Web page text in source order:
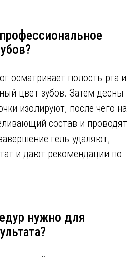
осматривает полость рта и
цвет зубов. Затем дёсны
изолируют, после чего на
состав и проводят
гель удаляют,
и дают рекомендации по
нужно для